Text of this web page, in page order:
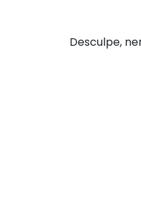
Desculpe,